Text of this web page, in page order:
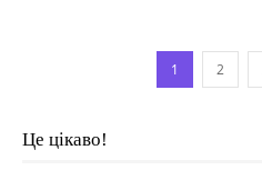
1 2
Це цікаво!